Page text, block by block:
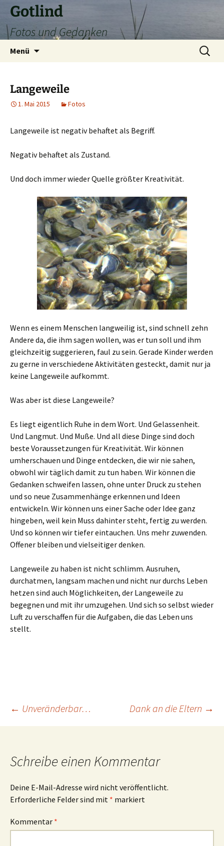
Zum
Inhalt
springen
Gotlind
Fotos und Gedanken
Menü
Suchen
nach:
Langeweile
1. Mai 2015 Fotos
Langeweile ist negativ behaftet als Begriff.
Negativ behaftet als Zustand.
Und doch immer wieder Quelle größter Kreativität.
Wenn es einem Menschen langweilig ist, sind schnell zehn
Andere da, die ihm sagen wollen, was er tun soll und ihm
gleichzeitig suggerieren, faul zu sein. Gerade Kinder werden
zu gerne in verschiedene Aktivitäten gesteckt, damit nur ja
keine Langeweile aufkommt.
Was aber ist diese Langeweile?
Es liegt eigentlich Ruhe in dem Wort. Und Gelassenheit.
Und Langmut. Und Muße. Und all diese Dinge sind doch
beste Voraussetzungen für Kreativität. Wir können
umherschauen und Dinge entdecken, die wir nie sahen,
obwohl wir täglich damit zu tun haben. Wir können die
Gedanken schweifen lassen, ohne unter Druck zu stehen
und so neue Zusammenhänge erkennen und Ideen
entwickeln. Wir können uns einer Sache oder Idee ganz
hingeben, weil kein Muss dahinter steht, fertig zu werden.
Und so können wir tiefer eintauchen. Uns mehr zuwenden.
Offener bleiben und vielseitiger denken.
Langeweile zu haben ist nicht schlimm. Ausruhen,
durchatmen, langsam machen und nicht nur durchs Leben
hetzen sind auch Möglichkeiten, der Langeweile zu
begegnen und mit ihr umzugehen. Und sich so selbst wieder
Luft zu verschaffen für die Aufgaben, die das Leben uns
stellt.
Beitragsnavigation
← Unveränderbar… Dank an die Eltern →
Schreibe einen Kommentar
Deine E-Mail-Adresse wird nicht veröffentlicht.
Erforderliche Felder sind mit * markiert
Kommentar *